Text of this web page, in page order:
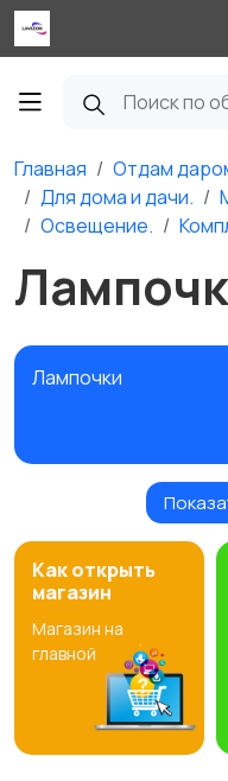
Главная Отдам
Для дома и дачи.
Освещение.
Лампочки
управление светом
Как открыть
магазин
Магазин на
главной